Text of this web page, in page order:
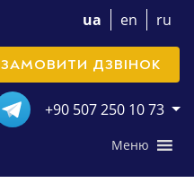
ua en ru
+90 507 250 10 73
ЗАМОВИТИ ДЗВІНОК
Меню